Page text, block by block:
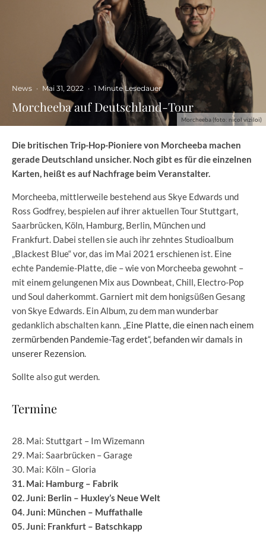
Morcheeba (foto: nicol viziloi)
News · Mai 31, 2022 · 1 Minute Lesedauer
Morcheeba auf Deutschland-Tour
Die britischen Trip-Hop-Pioniere von Morcheeba machen
gerade Deutschland unsicher. Noch gibt es für die einzelnen
Karten, heißt es auf Nachfrage beim Veranstalter.
Morcheeba, mittlerweile bestehend aus Skye Edwards und
Ross Godfrey, bespielen auf ihrer aktuellen Tour Stuttgart,
Saarbrücken, Köln, Hamburg, Berlin, München und
Frankfurt. Dabei stellen sie auch ihr zehntes Studioalbum
„Blackest Blue“ vor, das im Mai 2021 erschienen ist. Eine
echte Pandemie-Platte, die – wie von Morcheeba gewohnt –
mit einem gelungenen Mix aus Downbeat, Chill, Electro-Pop
und Soul daherkommt. Garniert mit dem honigsüßen Gesang
von Skye Edwards. Ein Album, zu dem man wunderbar
gedanklich abschalten kann.
„Eine Platte, die einen nach einem
zermürbenden Pandemie-Tag erdet“, befanden wir damals in
unserer Rezension.
Sollte also gut werden.
Termine
28. Mai: Stuttgart – Im Wizemann
29. Mai: Saarbrücken – Garage
30. Mai: Köln – Gloria
31. Mai: Hamburg – Fabrik
02. Juni: Berlin – Huxley’s Neue Welt
04. Juni: München – Muffathalle
05. Juni: Frankfurt – Batschkapp